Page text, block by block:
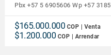
Pbx +57 5 6905606 Wp +57
$165.000.000 COP | Venta
$1.200.000 COP | Arrendar